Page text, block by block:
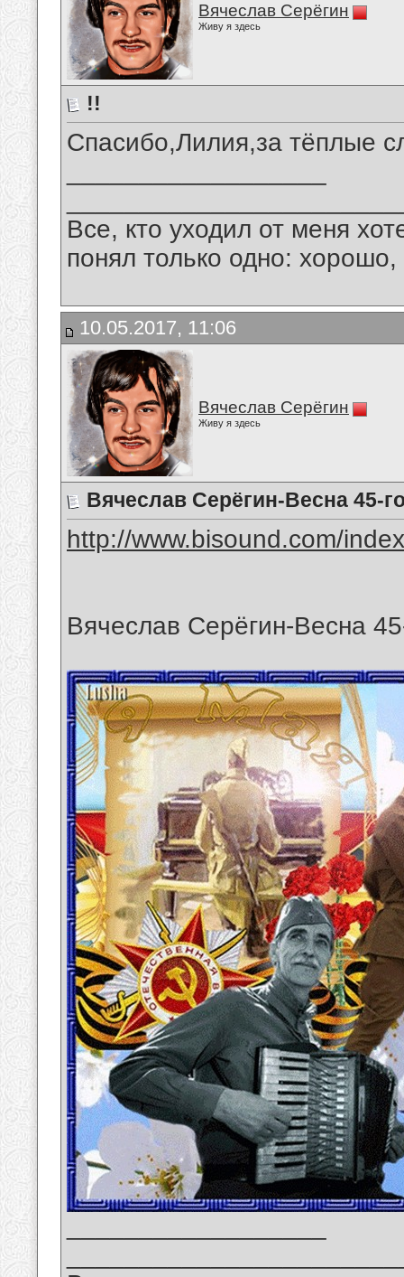
Вячеслав Серёгин
Живу я здесь
!!
Спасибо,Лилия,за тёплые
Все, кто уходил от меня
понял только одно:
10.05.2017, 11:06
Вячеслав Серёгин
Живу я здесь
Вячеслав Серёгин-Весна 45-
http://www.bisound.com/
Вячеслав Серёгин-Весна